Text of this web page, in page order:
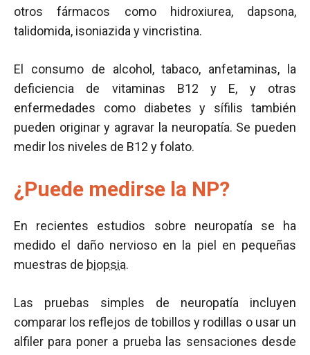
otros fármacos como hidroxiurea, dapsona,
talidomida, isoniazida y vincristina.
El consumo de alcohol, tabaco, anfetaminas, la
deficiencia de vitaminas B12 y E, y otras
enfermedades como diabetes y sífilis también
pueden originar y agravar la neuropatía. Se pueden
medir los niveles de B12 y folato.
¿Puede medirse la NP?
En recientes estudios sobre neuropatía se ha
medido el daño nervioso en la piel en pequeñas
muestras de biopsia.
Las pruebas simples de neuropatía incluyen
comparar los reflejos de tobillos y rodillas o usar un
alfiler para poner a prueba las sensaciones desde